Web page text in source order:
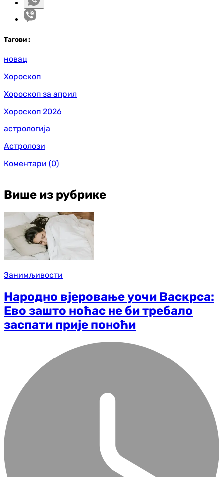
Тагови :
новац
Хороскоп
Хороскоп за април
Хороскоп 2026
астрологија
Астролози
Коментари (0)
Више из рубрике
Занимљивости
Народно вјеровање уочи Васкрса:
Ево зашто ноћас не би требало
заспати прије поноћи